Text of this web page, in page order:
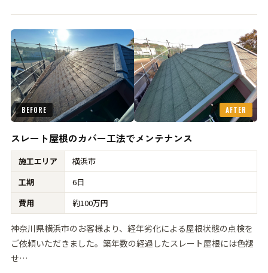
BEFORE AFTER
スレート屋根のカバー工法でメンテナンス
施工エリア
横浜市
工期
6日
費用
約100万円
神奈川県横浜市のお客様より、経年劣化による屋根状態の点検を
ご依頼いただきました。築年数の経過したスレート屋根には色褪
せ…